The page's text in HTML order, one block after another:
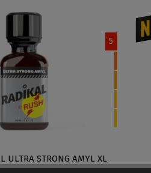
5
ULTRA STRONG AMYL XL